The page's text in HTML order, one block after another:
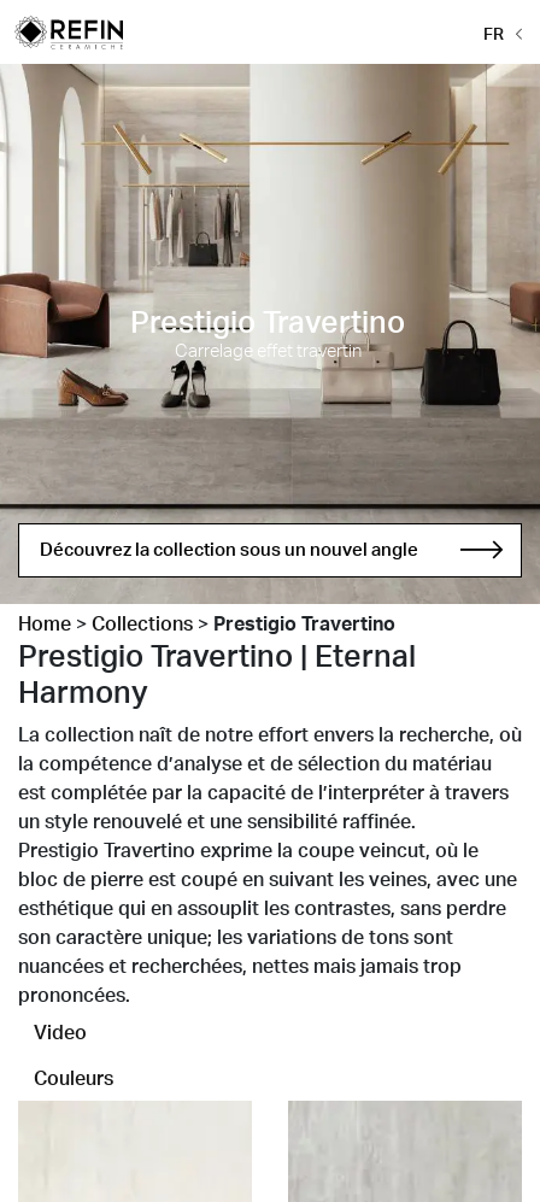
FR
Prestigio Travertino
Carrelage effet travertin
Découvrez la collection sous un nouvel angle
Home > Collections > Prestigio Travertino
Prestigio Travertino | Eternal
Harmony
La collection naît de notre effort envers la recherche, où
la compétence d’analyse et de sélection du matériau
est complétée par la capacité de l’interpréter à travers
un style renouvelé et une sensibilité raffinée.
Prestigio Travertino exprime la coupe veincut, où le
bloc de pierre est coupé en suivant les veines, avec une
esthétique qui en assouplit les contrastes, sans perdre
son caractère unique; les variations de tons sont
nuancées et recherchées, nettes mais jamais trop
prononcées.
Video
Couleurs